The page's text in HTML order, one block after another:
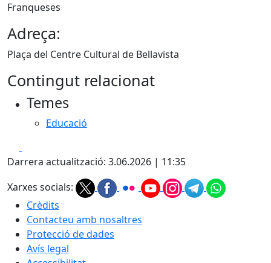
Franqueses
Adreça:
Plaça del Centre Cultural de Bellavista
Contingut relacionat
Temes
Educació
Darrera actualització: 3.06.2026 | 11:35
Xarxes socials:
Crèdits
Contacteu amb nosaltres
Protecció de dades
Avís legal